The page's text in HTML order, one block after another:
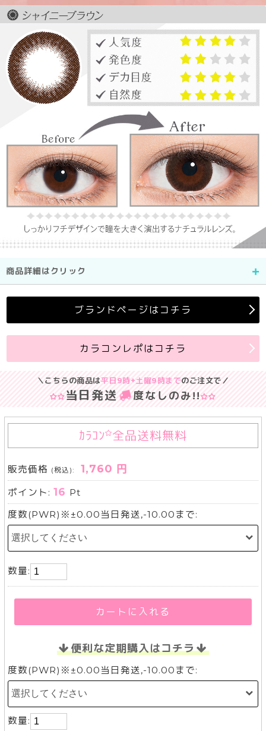
商品詳細はクリック
ブランドページはコチラ
カラコンレポはコチラ
＼こちらの商品は平日9時+土曜9時までのご注文で／
当日発送 度なしのみ !!
ｶﾗｺﾝ 全品送料無料
販売価格 (税込): 1,760 円
ポイント:16 Pt
度数(PWR)※±0.00当日発送,-10.00まで:
数量:
カートに入れる
便利な定期購入はコチラ
度数(PWR)※±0.00当日発送,-10.00まで:
数量: